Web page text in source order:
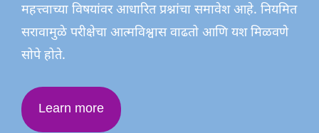
महत्त्वाच्या विषयांवर आधारित प्रश्नांचा समावेश आहे. नियमित
सरावामुळे परीक्षेचा आत्मविश्वास वाढतो आणि यश मिळवणे
सोपे होते.
Learn more